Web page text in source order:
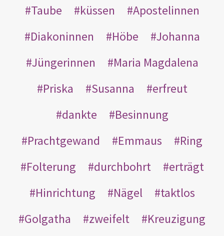
Taube
küssen
Apostelinnen
Diakoninnen
Höbe
Johanna
Jüngerinnen
Maria Magdalena
Priska
Susanna
erfreut
dankte
Besinnung
Prachtgewand
Emmaus
Ring
Folterung
durchbohrt
erträgt
Hinrichtung
Nägel
taktlos
Golgatha
zweifelt
Kreuzigung